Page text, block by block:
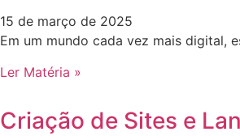
15 de março de 2025
Em um mundo cada vez mais digital,
Ler Matéria »
Criação de Sites e